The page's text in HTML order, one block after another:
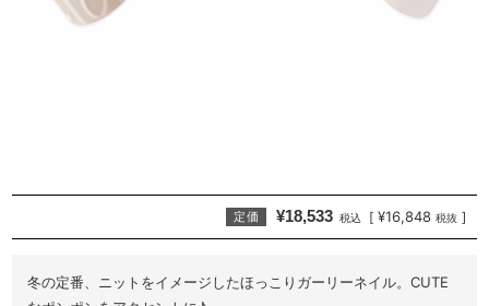
定価 ¥18,533 税込 [ ¥16,848 税抜 ]
冬の定番、ニットをイメージしたほっこりガーリーネイル。CUTE